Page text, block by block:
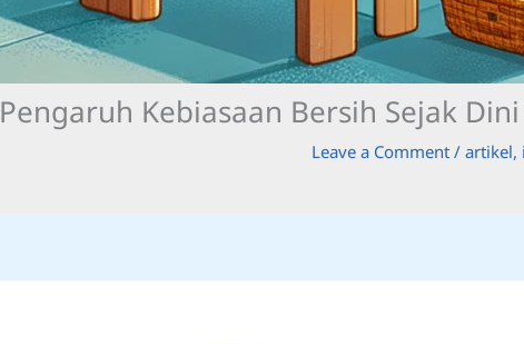
Pengaruh Kebiasaan Bersih Sejak
Leave a Comment / artikel,